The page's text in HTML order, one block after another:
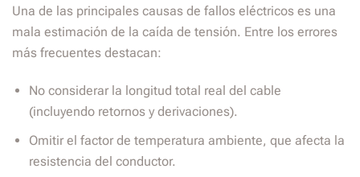
Una de las principales causas de fallos eléctricos es una
mala estimación de la caída de tensión. Entre los errores
más frecuentes destacan:
No considerar la longitud total real del cable
(incluyendo retornos y derivaciones).
Omitir el factor de temperatura ambiente, que afecta la
resistencia del conductor.